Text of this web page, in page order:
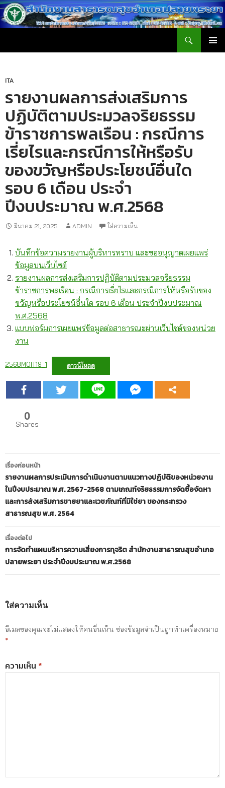
เนื้อหา
ITA
รายงานผลการส่งเสริมการ
ปฏิบัติตามประมวลจริยธรรม
ข้าราชการพลเรือน : กรณีการ
เรี่ยไรและกรณีการให้หรือรับ
ของขวัญหรือประโยชน์อื่นใด
รอบ 6 เดือน ประจำ
ปีงบประมาณ พ.ศ.2568
มีนาคม 21, 2025 ADMIN ใส่ความเห็น
บันทึกข้อความรายงานผู้บริหารทราบ และขออนุญาตเผยแพร่
ข้อมูลบนเว็บไซต์
รายงานผลการส่งเสริมการปฏิบัติตามประมวลจริยธรรม
ข้าราชการพลเรือน : กรณีการเรี่ยไรและกรณีการให้หรือรับของ
ขวัญหรือประโยชน์อื่นใด รอบ 6 เดือน ประจำปีงบประมาณ
พ.ศ.2568
แบบฟอร์มการเผยแพร่ข้อมูลต่อสาธารณะผ่านเว็บไซต์ของหน่วย
งาน
2568MOIT19_1 ดาวน์โหลด
0
Shares
เมนู
นำทาง
เรื่อง
เรื่องก่อนหน้า
รายงานผลการประเมินการดำเนินงานตามแนวทางปฏิบัติของหน่วยงาน
ในปีงบประมาณ พ.ศ. 2567-2568 ตามเกณฑ์จริยธรรมการจัดซื้อจัดหา
และการส่งเสริมการขายยาและเวชภัณฑ์ที่มิใช่ยา ของกระทรวง
สาธารณสุข พ.ศ. 2564
เรื่องต่อไป
การจัดทำแผนบริหารความเสี่ยงการทุจริต สำนักงานสาธารณสุขอำเภอ
ปลายพระยา ประจำปีงบประมาณ พ.ศ.2568
ใส่ความเห็น
อีเมลของคุณจะไม่แสดงให้คนอื่นเห็น ช่องข้อมูลจำเป็นถูกทำเครื่องหมาย
*
ความเห็น *